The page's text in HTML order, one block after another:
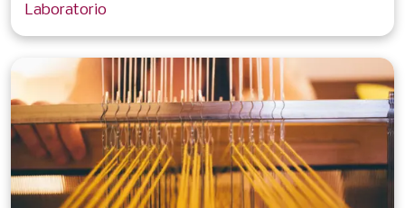
Laboratorio